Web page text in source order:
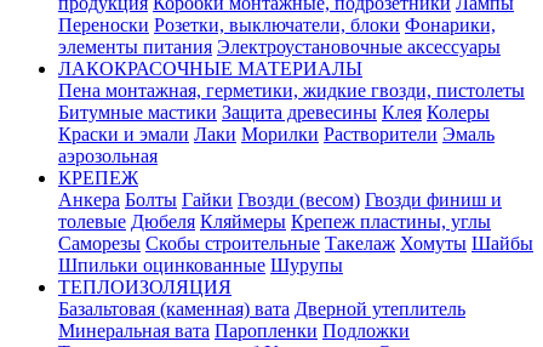
Переноски Розетки, выключатели, блоки Фонарики,
элементы питания Электроустановочные аксессуары
ЛАКОКРАСОЧНЫЕ МАТЕРИАЛЫ
Пена монтажная, герметики, жидкие гвозди, пистолеты
Битумные мастики Защита древесины Клея Колеры
Краски и эмали Лаки Морилки Растворители Эмаль
аэрозольная
КРЕПЕЖ
Анкера Болты Гайки Гвозди (весом) Гвозди финиш и
толевые Дюбеля Кляймеры Крепеж пластины, углы
Саморезы Скобы строительные Такелаж Хомуты Шайбы
Шпильки оцинкованные Шурупы
ТЕПЛОИЗОЛЯЦИЯ
Базальтовая (каменная) вата Дверной утеплитель
Минеральная вата Паропленки Подложки